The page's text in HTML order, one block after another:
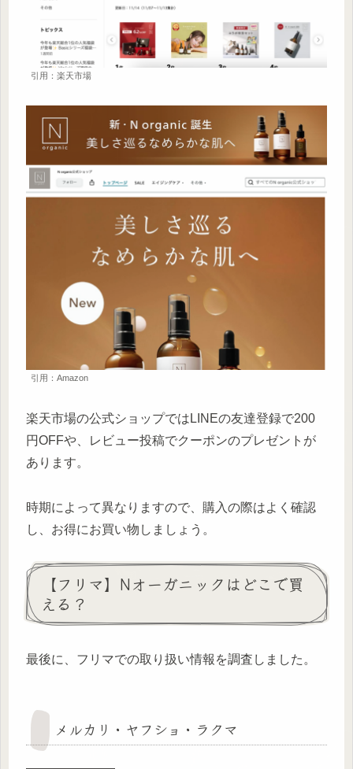
引用：楽天市場
引用：Amazon
楽天市場の公式ショップではLINEの友達登録で200
円OFFや、レビュー投稿でクーポンのプレゼントが
あります。
時期によって異なりますので、購入の際はよく確認
し、お得にお買い物しましょう。
【フリマ】Nオーガニックはどこで買
える？
最後に、フリマでの取り扱い情報を調査しました。
メルカリ・ヤフショ・ラクマ